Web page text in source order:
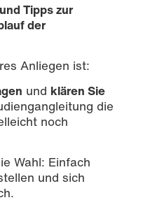
Tipps zur
der
Anliegen ist:
und klären Sie
die
noch
Wahl: Einfach
und sich